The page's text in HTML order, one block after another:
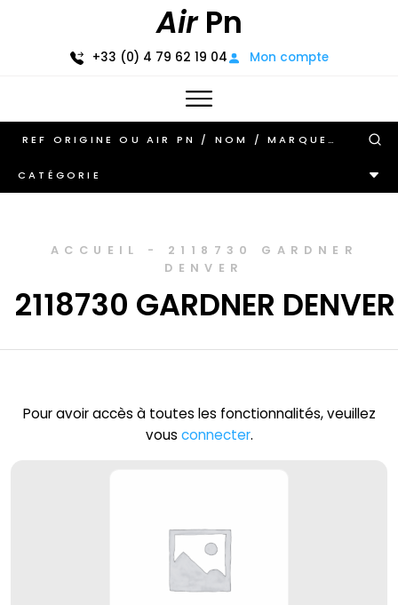
AirPn
+33 (0) 4 79 62 19 04 Mon compte
CATÉGORIE
ACCUEIL - 2118730 GARDNER
DENVER
2118730 GARDNER DENVER
Pour avoir accès à toutes les fonctionnalités, veuillez
vous connecter.